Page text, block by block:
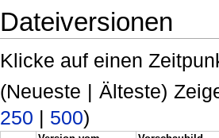
Dateiversionen
Klicke auf einen
(Neueste | Älteste)
250 | 500)